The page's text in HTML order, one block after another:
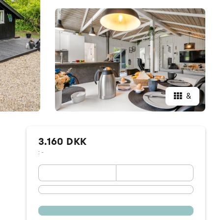
&
3.160 DKK
: -